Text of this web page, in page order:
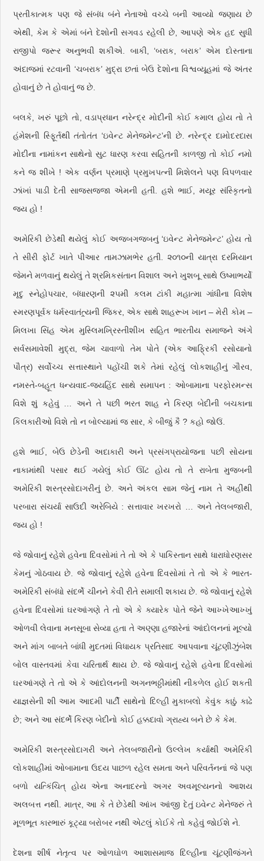
પ્રતીકાત્મક પણ જે સંબંધ બંને નેતાઓ વચ્ચે બની આવ્યો જણાય છે
એથી, કેમ કે એમાં બંને દેશોની સગવડ રહેલી છે, આપણે એક હદ સુધી
રાજીપો જરૂર અનુભવી શકીએ. બાકી, ‘બરાક, બરાક’ એમ દોસ્તાના
અંદાજમાં રટવાની ‘ચબરાક’ મુદ્રા છતાં બેઉ દેશોના વિશ્વવ્યૂહમાં જે અંતર
હોવાનું છે તે હોવાનું જ છે.
બલકે, ખરું પૂછો તો, વડાપ્રધાન નરેન્દ્ર મોદીની કોઈ કમાલ હોય તો તે
હંમેશની સ્ફૂિર્તથી તંતોતંત ‘ઇવેન્ટ મેનેજમેન્ટ’ની છે. નરેન્દ્ર દામોદરદાસ
મોદીના નામાંકન સાથેનો સુટ ધારણ કરવા સહિતની કાળજી તો કોઈ નમો
કને જ શીખે ! એક વર્ણન પ્રમાણે પ્રમુખપત્ની મિશેલને પણ વિપળવાર
ઝાંખાં પાડી દેતી સાજસજ્જા એમની હતી. હશે ભાઈ, મયૂર સંસ્કૃિતનો
જય હો !
અમેરિકી છેડેથી થયેલું કોઈ અજબગજબનું ‘ઇવેન્ટ મેનેજમેન્ટ’ હોય તો
તે સીરી ફોર્ટ ખાતે પીઆર તામઝામભેર હતી. ૨૦૧૦ની યાત્રા દરમિયાન
જેમને મળવાનું થયેલું તે શ્રમિકસંતાન વિશાલ અને ખુશબૂ સાથે ઉષ્માભર્યો
મૃદુ સ્નેહોપચાર, બંધારણની ૨૫મી કલમ ટાંકી મહાત્મા ગાંધીના વિશેષ
સ્મરણપૂર્વક ધર્મસ્વાતંત્ર્યની જિકર, એક સાથે શાહરૂખ ખાન – મેરી કોમ –
મિલખા સિંહ એમ મુસ્લિમખ્રિસ્તીશીખ સહિત ભારતીય સમાજને અંગે
સર્વસમાવેશી મુદ્રા, જેમ ચાવાળો તેમ પોતે (એક આફ્રિકી રસોયાનો
પૌત્ર) સર્વોચ્ચ સત્તાસ્થાને પહોંચી શકે તેમાં રહેલું લોકશાહીનું ગૌરવ,
નમસ્તે-બહૂત ધન્યવાદ-જયહિંદ સાથે સમાપન : ઓબામાના પરફોરમન્સ
વિશે શું કહેવું … અને તે પછી ભરત શાહ ને કિરણ બેદીની બચકાના
કિલકારીઓ વિશે તો ન બોલ્યામાં જ સાર, કે બીજું કૈ ? કહો જોઉં.
હશે ભાઈ, બેઉ છેડેની અદાકારી અને પ્રસંગપ્રાયોજના પછી સોયના
નાકામાંથી પસાર થઈ ગયેલું કોઈ ઊંટ હોય તો તે રાબેતા મુજબની
અમેરિકી શસ્ત્રસોદાગરીનું છે. અને અંકલ સામ જેનું નામ તે અહીંથી
પરબારા સંચર્યા સાઉદી અરેબિયે : સત્તાવાર ખરખરો … અને તેલબજારી,
જય હો !
જે જોવાનું રહેશે હવેના દિવસોમાં તે તો એ કે પાકિસ્તાન સાથે ધારાધોરણસર
કેમનું ગોઠવાય છે. જે જોવાનું રહેશે હવેના દિવસોમાં તે તો એ કે ભારત-
અમેરિકી સંબંધો સંદર્ભે ચીનને કેવી રીતે સમાલી શકાય છે. જે જોવાનું રહેશે
હવેના દિવસોમાં ઘરઆંગણે તે તો એ કે ક્યારેક પોતે જેને આખ્ખેઆખ્ખું
ઓળવી લેવાના મનસૂબા સેવ્યા હતા તે અણ્ણા હજારેનાં આંદોલનનાં મૂલ્યો
અને માંગ બાબતે બાંધી મુદતમાં વિધાયક પ્રતિસાદ આપવાના ચૂંટણીઝુંબેશ
બોલ વાસ્તવમાં કેવા ચરિતાર્થ થાય છે. જે જોવાનું રહેશે હવેના દિવસોમાં
ઘરઆંગણે તે તો એ કે આંદોલનની અગનભઠ્ઠીમાંથી નીકળેલ હોઈ શકતી
યાજ્ઞસેની શી આમ આદમી પાર્ટી સાથેનો દિલ્હી મુકાબલો કેવુંક કાઠું કાઢે
છે; અને આ સંદર્ભે કિરણ બેદીનો કોઈ હક્કદાવો ગ્રાહ્ય બને છે કે કેમ.
અમેરિકી શસ્ત્રસોદાગરી અને તેલબજારીનો ઉલ્લેખ કર્યાથી અમેરિકી
લોકશાહીમાં ઓબામાના ઉદય પાછળ રહેલ સમતા અને પરિવર્તનનાં જે પણ
બળો યત્કિંચિત્‌ હોય એના અનાદરનો અગર અવમૂલ્યનનો આશય
અલબત્ત નથી. માત્ર, આ કે તે છેડેથી આંખ આંજી દેતું ઇવેન્ટ મેનેજરું તે
મૂળભૂત કારભારું કૂટ્યા બરોબર નથી એટલું કોઈકે તો કહેવું જોઈશે ને.
દેશના શીર્ષ નેતૃત્વ પર ઓળઘોળ આશાસમાજ દિલ્હીના ચૂંટણીજંગને